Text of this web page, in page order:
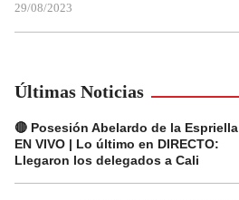
29/08/2023
Últimas Noticias
🔴 Posesión Abelardo de la Espriella
EN VIVO | Lo último en DIRECTO:
Llegaron los delegados a Cali